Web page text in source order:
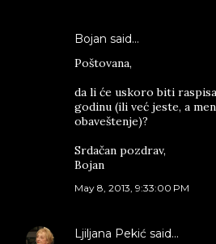
Bojan said…
Poštovana,
da li će uskoro biti
godinu (ili već jeste, a
obaveštenje)?
Srdačan pozdrav,
Bojan
May 8, 2013, 9:33:00 PM
Ljiljana Pekić said…